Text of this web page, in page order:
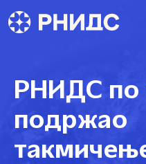
РНИДС по
подржао